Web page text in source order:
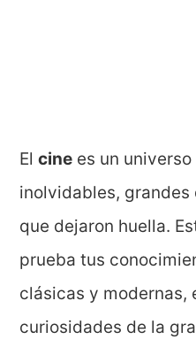
Elcine es un
inolvidables,
que dejaron huella.
prueba tus
clásicas y modernas,
curiosidades de la